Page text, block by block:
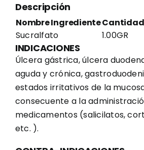
30
SOBRES
GRANULADOS
cantidad
Descripción
Nombre IngredienteCantidad
Sucralfato
1.00GR
INDICACIONES
Úlcera gástrica, úlcera
aguda y crónica,
estados irritativos de la
consecuente a la
medicamentos (salicilatos,
etc. ).